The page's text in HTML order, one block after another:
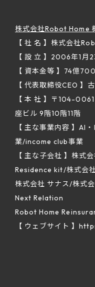
株式会社Robot Home
【 社 名 】株式会社
【 設 立 】2006年1月
【 資本金等 】74億
【 代表取締役CEO 】
【 本 社 】〒104-
座ビル 9階10階11階
【 主な事業内容 】AI
業/income club事業
【 主な子会社 】株式
Residence kit/株式会
株式会社 サナス/株式
Next Relation
Robot Home
【 ウェブサイト 】